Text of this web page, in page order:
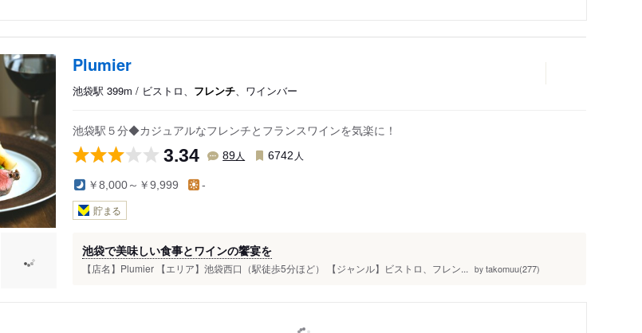
Plumier
池袋駅 399m / ビストロ、 フレンチ、ワインバー
池袋駅５分◆カジュアルなフレンチとフランスワインを気楽に！
3.34 89人 6742 人
￥8,000～￥9,999 -
貯まる
池袋で美味しい食事とワインの饗宴を
【店名】Plumier 【エリア】池袋西口（駅徒歩5分ほど） 【ジャンル】ビストロ、フレン... by takomuu(277)